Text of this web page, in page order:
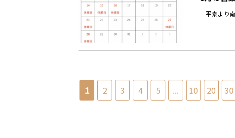
平素より
1 2 3 4 5 ... 10 20 30